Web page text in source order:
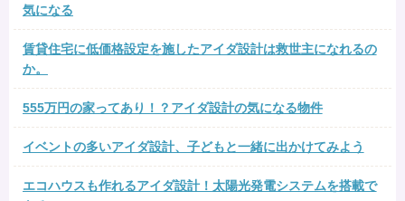
気になる
賃貸住宅に低価格設定を施したアイダ設計は救世主になれるの
か。
555万円の家ってあり！？アイダ設計の気になる物件
イベントの多いアイダ設計、子どもと一緒に出かけてみよう
エコハウスも作れるアイダ設計！太陽光発電システムを搭載で